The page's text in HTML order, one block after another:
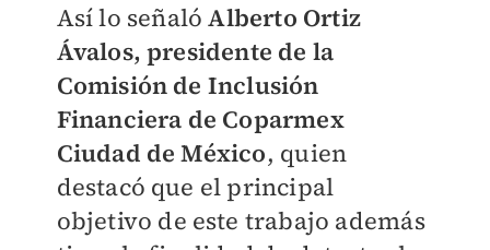
Así lo señalóAlberto Ortiz
Ávalos, presidente de la
Comisión de Inclusión
Financiera de Coparmex
Ciudad de México, quien
destacó que el principal
objetivo de este trabajo además